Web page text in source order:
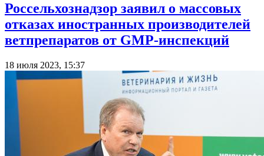
Россельхознадзор заявил о массовых
отказах иностранных производителей
ветпрепаратов от GMP-инспекций
18 июля 2023, 15:37